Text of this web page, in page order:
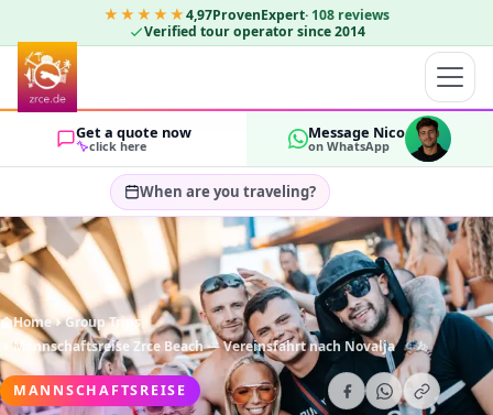
★★★★★4,97ProvenExpert· 108 reviews
Verified tour operator since 2014
Get a quote now
click here
Message Nico
on WhatsApp
When are you traveling?
Select travel dates…
GUESTS
2 OK
Home
Group Trips
Mannschaftsreise Zrce Beach — Vereinsfahrt nach Novalja
MANNSCHAFTSREISE